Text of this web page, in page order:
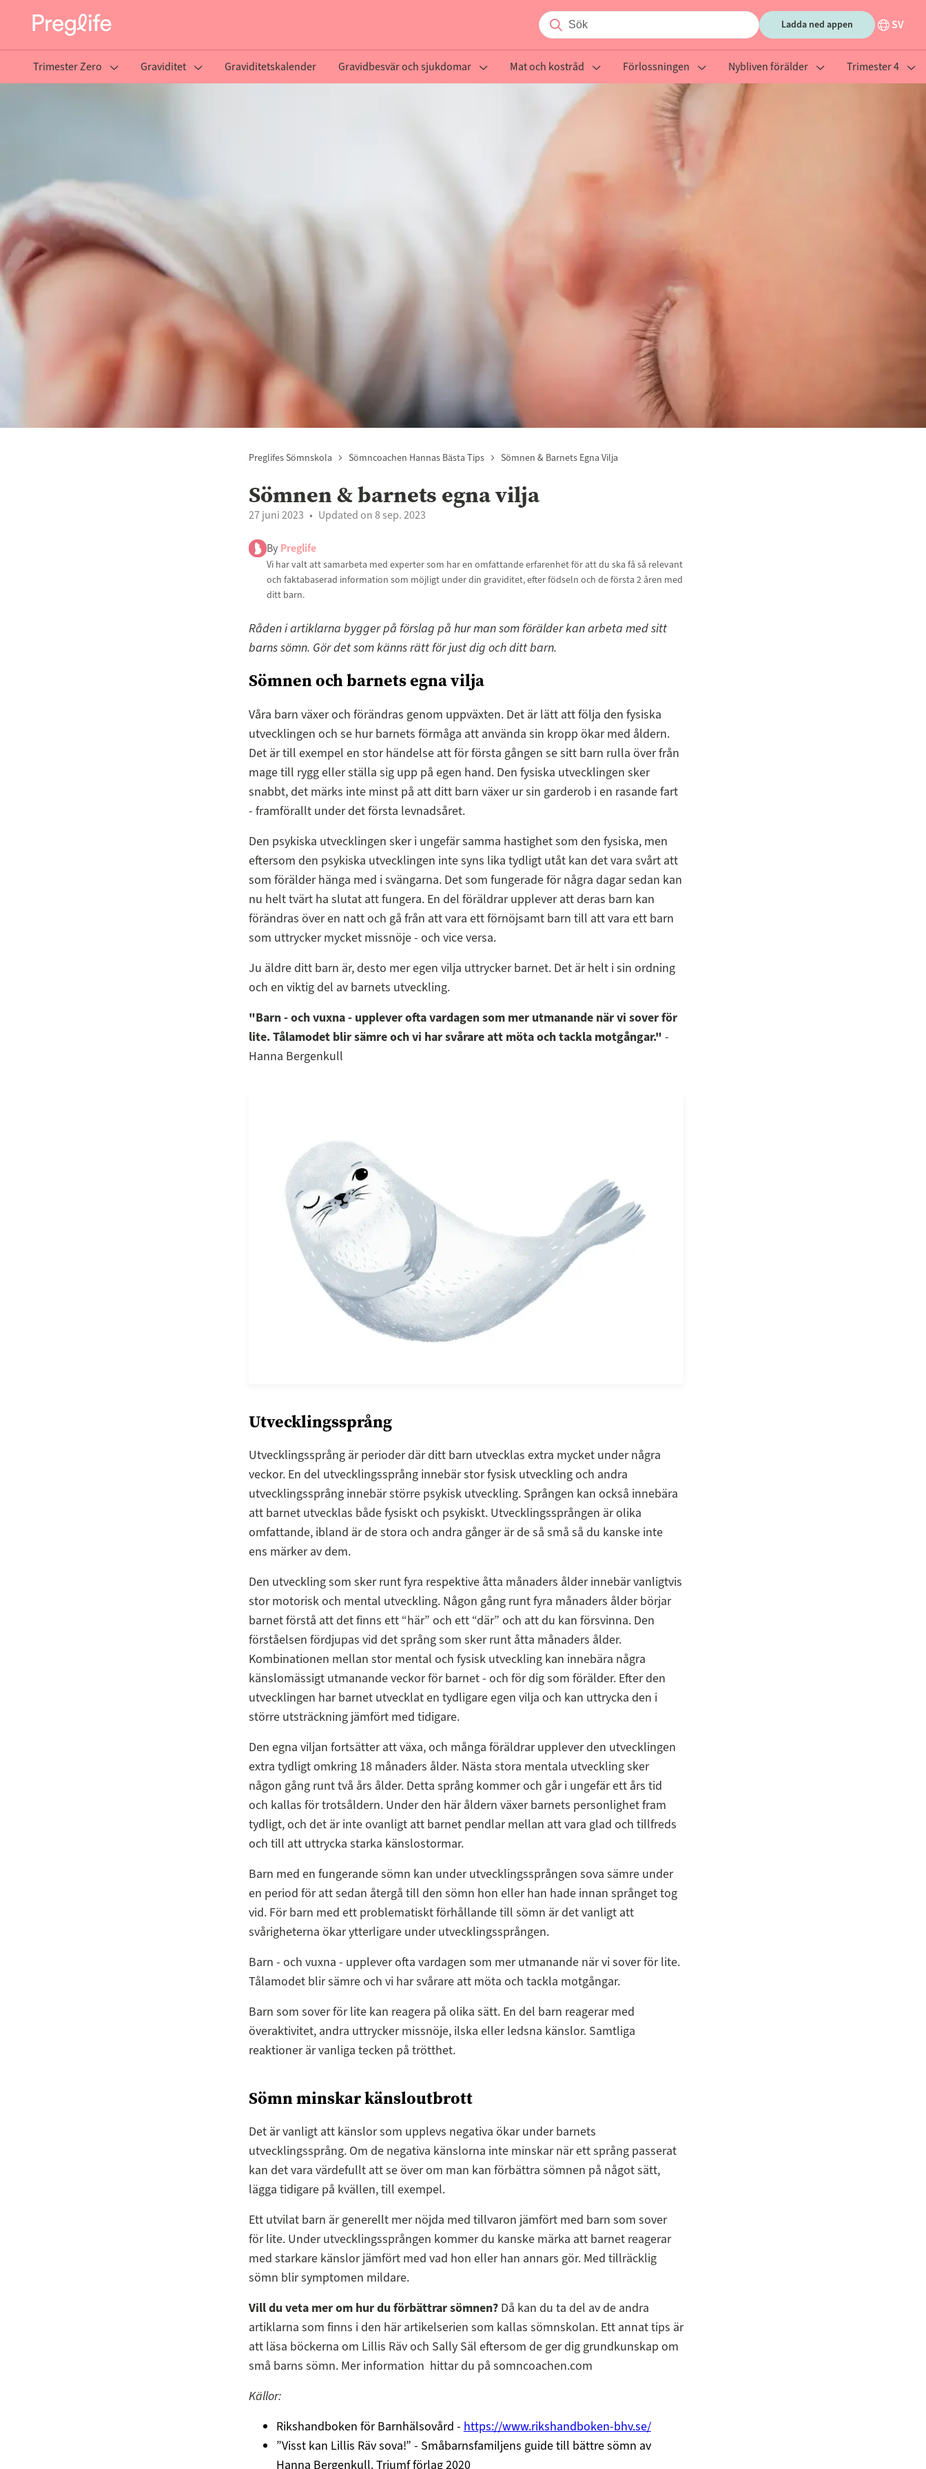
Ladda ned appen SV
Trimester Zero Graviditet Graviditetskalender Gravidbesvär och sjukdomar Mat och kostråd Förlossningen Nybliven förälder Trimester 4
Preglifes Sömnskola Sömncoachen Hannas Bästa Tips Sömnen & Barnets Egna Vilja
Sömnen & barnets egna vilja
27 juni 2023 Updated on 8 sep. 2023
By Preglife
Vi har valt att samarbeta med experter som har en omfattande erfarenhet för att du ska få så relevant
och faktabaserad information som möjligt under din graviditet, efter födseln och de första 2 åren med
ditt barn.
Råden i artiklarna bygger på förslag på hur man som förälder kan arbeta med sitt
barns sömn. Gör det som känns rätt för just dig och ditt barn.
Sömnen och barnets egna vilja
Våra barn växer och förändras genom uppväxten. Det är lätt att följa den fysiska
utvecklingen och se hur barnets förmåga att använda sin kropp ökar med åldern.
Det är till exempel en stor händelse att för första gången se sitt barn rulla över från
mage till rygg eller ställa sig upp på egen hand. Den fysiska utvecklingen sker
snabbt, det märks inte minst på att ditt barn växer ur sin garderob i en rasande fart
- framförallt under det första levnadsåret.
Den psykiska utvecklingen sker i ungefär samma hastighet som den fysiska, men
eftersom den psykiska utvecklingen inte syns lika tydligt utåt kan det vara svårt att
som förälder hänga med i svängarna. Det som fungerade för några dagar sedan kan
nu helt tvärt ha slutat att fungera. En del föräldrar upplever att deras barn kan
förändras över en natt och gå från att vara ett förnöjsamt barn till att vara ett barn
som uttrycker mycket missnöje - och vice versa.
Ju äldre ditt barn är, desto mer egen vilja uttrycker barnet. Det är helt i sin ordning
och en viktig del av barnets utveckling.
"Barn - och vuxna - upplever ofta vardagen som mer utmanande när vi sover för
lite. Tålamodet blir sämre och vi har svårare att möta och tackla motgångar." -
Hanna Bergenkull
Utvecklingssprång
Utvecklingssprång är perioder där ditt barn utvecklas extra mycket under några
veckor. En del utvecklingssprång innebär stor fysisk utveckling och andra
utvecklingssprång innebär större psykisk utveckling. Sprången kan också innebära
att barnet utvecklas både fysiskt och psykiskt. Utvecklingssprången är olika
omfattande, ibland är de stora och andra gånger är de så små så du kanske inte
ens märker av dem.
Den utveckling som sker runt fyra respektive åtta månaders ålder innebär vanligtvis
stor motorisk och mental utveckling. Någon gång runt fyra månaders ålder börjar
barnet förstå att det finns ett “här” och ett “där” och att du kan försvinna. Den
förståelsen fördjupas vid det språng som sker runt åtta månaders ålder.
Kombinationen mellan stor mental och fysisk utveckling kan innebära några
känslomässigt utmanande veckor för barnet - och för dig som förälder. Efter den
utvecklingen har barnet utvecklat en tydligare egen vilja och kan uttrycka den i
större utsträckning jämfört med tidigare.
Den egna viljan fortsätter att växa, och många föräldrar upplever den utvecklingen
extra tydligt omkring 18 månaders ålder. Nästa stora mentala utveckling sker
någon gång runt två års ålder. Detta språng kommer och går i ungefär ett års tid
och kallas för trotsåldern. Under den här åldern växer barnets personlighet fram
tydligt, och det är inte ovanligt att barnet pendlar mellan att vara glad och tillfreds
och till att uttrycka starka känslostormar.
Barn med en fungerande sömn kan under utvecklingssprången sova sämre under
en period för att sedan återgå till den sömn hon eller han hade innan språnget tog
vid. För barn med ett problematiskt förhållande till sömn är det vanligt att
svårigheterna ökar ytterligare under utvecklingssprången.
Barn - och vuxna - upplever ofta vardagen som mer utmanande när vi sover för lite.
Tålamodet blir sämre och vi har svårare att möta och tackla motgångar.
Barn som sover för lite kan reagera på olika sätt. En del barn reagerar med
överaktivitet, andra uttrycker missnöje, ilska eller ledsna känslor. Samtliga
reaktioner är vanliga tecken på trötthet.
Sömn minskar känsloutbrott
Det är vanligt att känslor som upplevs negativa ökar under barnets
utvecklingssprång. Om de negativa känslorna inte minskar när ett språng passerat
kan det vara värdefullt att se över om man kan förbättra sömnen på något sätt,
lägga tidigare på kvällen, till exempel.
Ett utvilat barn är generellt mer nöjda med tillvaron jämfört med barn som sover
för lite. Under utvecklingssprången kommer du kanske märka att barnet reagerar
med starkare känslor jämfört med vad hon eller han annars gör. Med tillräcklig
sömn blir symptomen mildare.
Vill du veta mer om hur du förbättrar sömnen?Då kan du ta del av de andra
artiklarna som finns i den här artikelserien som kallas sömnskolan. Ett annat tips är
att läsa böckerna om Lillis Räv och Sally Säl eftersom de ger dig grundkunskap om
små barns sömn. Mer information hittar du på somncoachen.com
Källor:
Rikshandboken för Barnhälsovård - https://www.rikshandboken-bhv.se/
”Visst kan Lillis Räv sova!” - Småbarnsfamiljens guide till bättre sömn av
Hanna Bergenkull. Triumf förlag 2020